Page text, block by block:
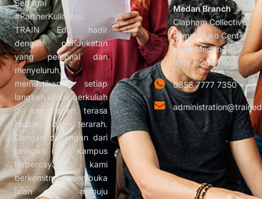
Sebagai
#PartnerKuliahmu,
TRAIN Edu hadir
dengan pendekatan
yang personal dan
menyeluruh,
memastikan setiap
langkah untuk berkuliah
di luar negeri terasa
mudah dan terarah.
Dengan dukungan dari
jaringan mitra kampus
terpercaya, kami
berkomitmen membuka
jalan menuju
Medan Branch
Clapham Collective
Komp. Ruko Center
Point Medan No.
III/IV - 2nd Floor
0858 7777 7350